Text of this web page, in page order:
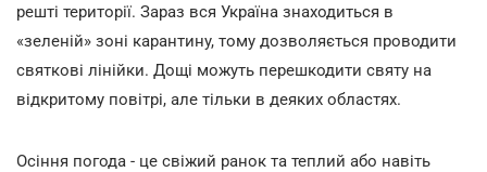
решті території. Зараз вся Україна знаходиться в
«зеленій» зоні карантину, тому дозволяється проводити
святкові лінійки. Дощі можуть перешкодити святу на
відкритому повітрі, але тільки в деяких областях.
Осіння погода - це свіжий ранок та теплий або навіть